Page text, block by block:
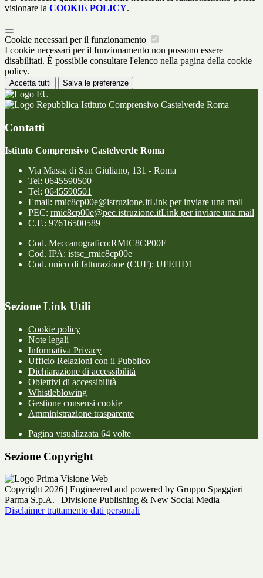
visionare la COOKIE POLICY.
Cookie necessari per il funzionamento
I cookie necessari per il funzionamento non possono essere
disabilitati. È possibile consultare l'elenco nella pagina della cookie
policy.
Accetta tutti Salva le preferenze
Istituto Comprensivo Castelverde Roma
Contatti
Istituto Comprensivo Castelverde Roma
Via Massa di San Giuliano, 131 - Roma
Tel: 0645590500
Tel: 0645590501
Email: rmic8cp00e@istruzione.itLink per inviare una mail
PEC: rmic8cp00e@pec.istruzione.itLink per inviare una mail
C.F.: 97616500589
Cod. Meccanografico:RMIC8CP00E
Cod. IPA: istsc_rmic8cp00e
Cod. unico di fatturazione (CUF): UFEHD1
Sezione Link Utili
Cookie policy
Note legali
Informativa Privacy
Ufficio Relazioni con il Pubblico
Dichiarazione di accessibilità
Obiettivi di accessibilità
Whistleblowing
Gestione consensi cookie
Amministrazione trasparente
Pagina visualizzata 64 volte
Sezione Copyright
Copyright 2026 | Engineered and powered by Gruppo Spaggiari
Parma S.p.A. | Divisione Publishing & New Social Media
Disclaimer trattamento dati personali